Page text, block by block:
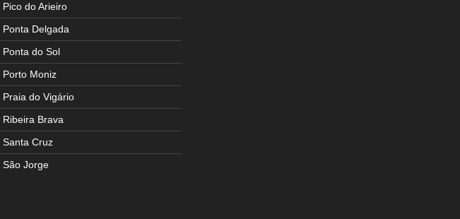
Pico do Arieiro
Ponta Delgada
Ponta do Sol
Porto Moniz
Praia do Vigário
Ribeira Brava
Santa Cruz
São Jorge